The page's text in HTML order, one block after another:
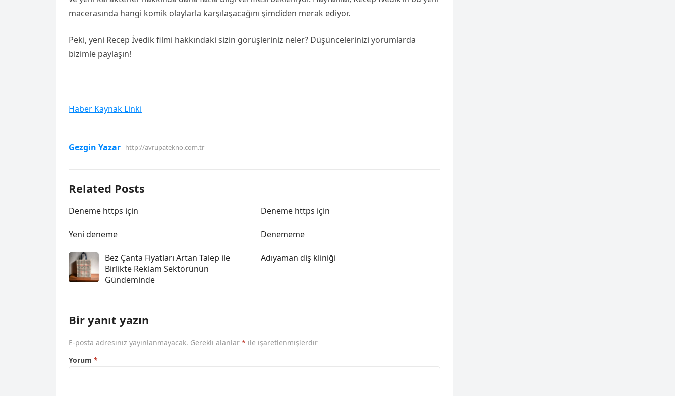
macerasında hangi komik olaylarla karşılaşacağını şimdiden merak ediyor.
Peki, yeni Recep İvedik filmi hakkındaki sizin görüşleriniz neler? Düşüncelerinizi yorumlarda
bizimle paylaşın!
Haber Kaynak Linki
Gezgin Yazar http://avrupatekno.com.tr
Related Posts
Deneme https için Deneme https için
Yeni deneme Denememe
Bez Çanta Fiyatları Artan Talep ile
Birlikte Reklam Sektörünün
Gündeminde
Adıyaman diş kliniği
Bir yanıt yazın
E-posta adresiniz yayınlanmayacak. Gerekli alanlar * ile işaretlenmişlerdir
Yorum *